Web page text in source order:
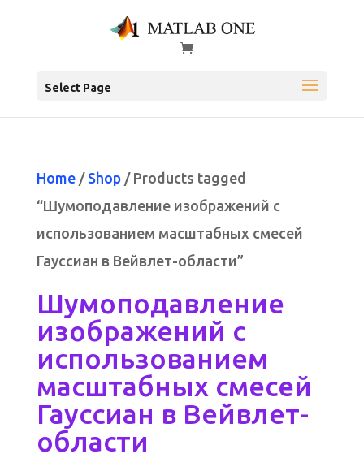
Select Page
Home/ Shop/ Products tagged
“Шумоподавление изображений с
использованием масштабных смесей
Гауссиан в Вейвлет-области”
Шумоподавление
изображений с
использованием
масштабных смесей
Гауссиан в Вейвлет-
области